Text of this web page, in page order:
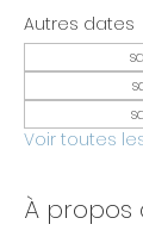
Autres dates
Voir toutes
À propos